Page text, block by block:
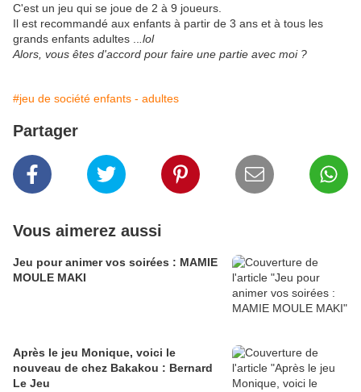
C'est un jeu qui se joue de 2 à 9 joueurs.
Il est recommandé aux enfants à partir de 3 ans et à tous les
grands enfants adultes ..
.lol
Alors, vous êtes d'accord pour faire une partie avec moi ?
#jeu de société enfants - adultes
Partager
Vous aimerez aussi
Jeu pour animer vos soirées : MAMIE
MOULE MAKI
Après le jeu Monique, voici le
nouveau de chez Bakakou : Bernard
Le Jeu